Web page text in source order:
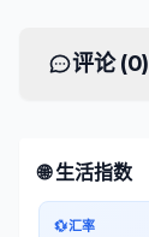
评论 (0)
🌐 生活指数
💱汇率